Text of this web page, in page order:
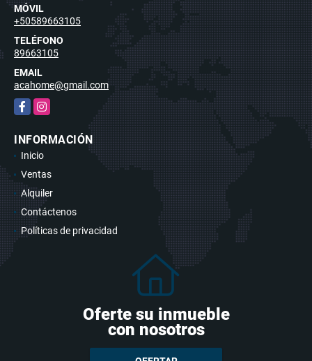
MÓVIL
+50589663105
TELÉFONO
89663105
EMAIL
acahome@gmail.com
FacebookInstagram
INFORMACIÓN
Inicio
Ventas
Alquiler
Contáctenos
Políticas de privacidad
Oferte su inmueble
con nosotros